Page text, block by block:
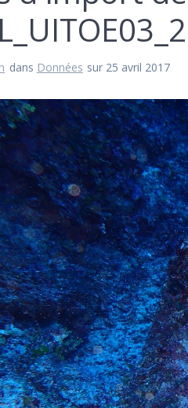
dans Données sur 25 avril 2017